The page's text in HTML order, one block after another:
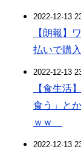
2022-12-13
【朗報】
払いで購入
2022-12-13
【食生活
食う」と
ｗｗ
2022-12-13